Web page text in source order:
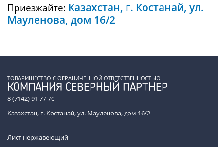
Приезжайте: Казахстан, г. Костанай, ул.
Мауленова, дом 16/2
ТОВАРИЩЕСТВО С ОГРАНИЧЕННОЙ ОТВЕТСТВЕННОСТЬЮ
КОМПАНИЯ СЕВЕРНЫЙ ПАРТНЕР
8 (7142) 91 77 70
Казахстан, г. Костанай, ул. Мауленова, дом 16/2
Лист нержавеющий